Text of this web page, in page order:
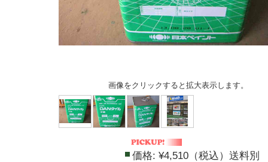
画像をクリックすると拡大表示します。
価格: ¥4,510（税込）送料別